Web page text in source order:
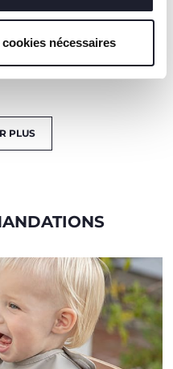
nécessaires
VAISELLE
Plus pratique pour les
PLUS